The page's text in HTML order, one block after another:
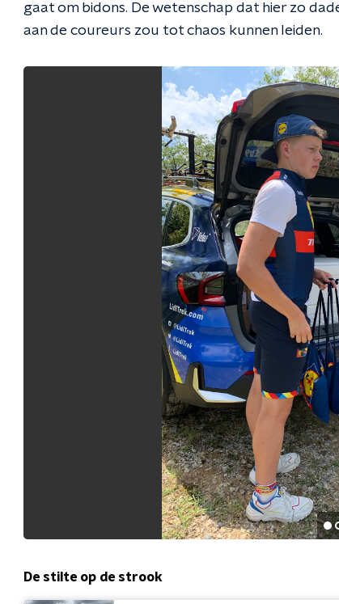
gaat om bidons. De wetenschap dat hier zo
aan de coureurs zou tot chaos kunnen leiden.
De stilte op de strook